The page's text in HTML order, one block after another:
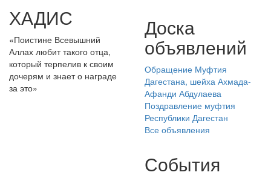
ХАДИС
«Поистине Всевышний
Аллах любит такого отца,
который терпелив к своим
дочерям и знает о награде
за это»
Доска
объявлений
Обращение Муфтия
Дагестана, шейха Ахмада-
Афанди Абдулаева
Поздравление муфтия
Республики Дагестан
Все объявления
События